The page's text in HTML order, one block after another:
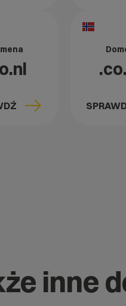
inne